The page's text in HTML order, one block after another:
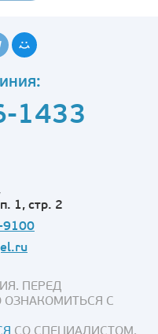
1433
1, стр. 2
9100
ПЕРЕД
С
СО СПЕЦИАЛИСТОМ.